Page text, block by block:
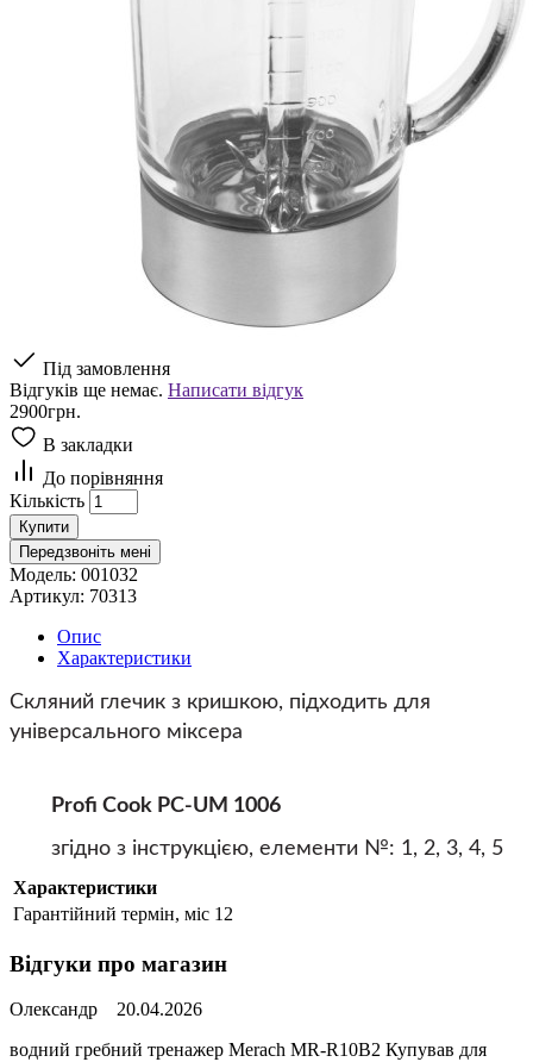
Під замовлення
Відгуків ще немає. Написати відгук
2900грн.
В закладки
До порівняння
Кількість
Купити
Передзвоніть мені
Модель: 001032
Артикул: 70313
Опис
Характеристики
Скляний глечик з кришкою, підходить для
універсального міксера
Profi Cook PC-UM 1006
згідно з інструкцією, елементи №: 1, 2, 3, 4, 5
Характеристики
Гарантійний термін, міс 12
Відгуки про магазин
Олександр
20.04.2026
водний гребний тренажер Merach MR-R10B2 Купував для